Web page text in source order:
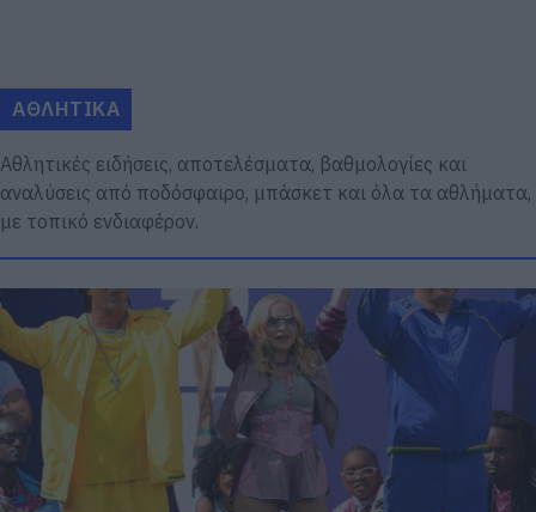
ΑΘΛΗΤΙΚΑ
Αθλητικές ειδήσεις, αποτελέσματα, βαθμολογίες και
αναλύσεις από ποδόσφαιρο, μπάσκετ και όλα τα αθλήματα,
με τοπικό ενδιαφέρον.